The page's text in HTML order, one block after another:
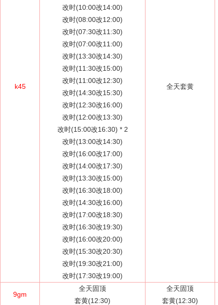
k45
改时(10:00改14:00)
改时(08:00改12:00)
改时(07:30改11:30)
改时(07:00改11:00)
改时(13:30改14:30)
改时(11:30改15:00)
改时(11:00改12:30)
改时(14:30改15:30)
改时(12:30改16:00)
改时(12:00改13:30)
改时(15:00改16:30) * 2
改时(13:00改14:30)
改时(16:00改17:00)
改时(14:00改17:30)
改时(13:30改15:00)
改时(16:30改18:00)
改时(14:30改16:00)
改时(17:00改18:30)
改时(16:30改19:30)
改时(16:00改20:00)
改时(15:30改20:30)
改时(19:30改21:00)
改时(17:30改19:00)
全天套黄
9gm
全天固顶
套黄(12:30)
全天固顶
套黄(12:30)